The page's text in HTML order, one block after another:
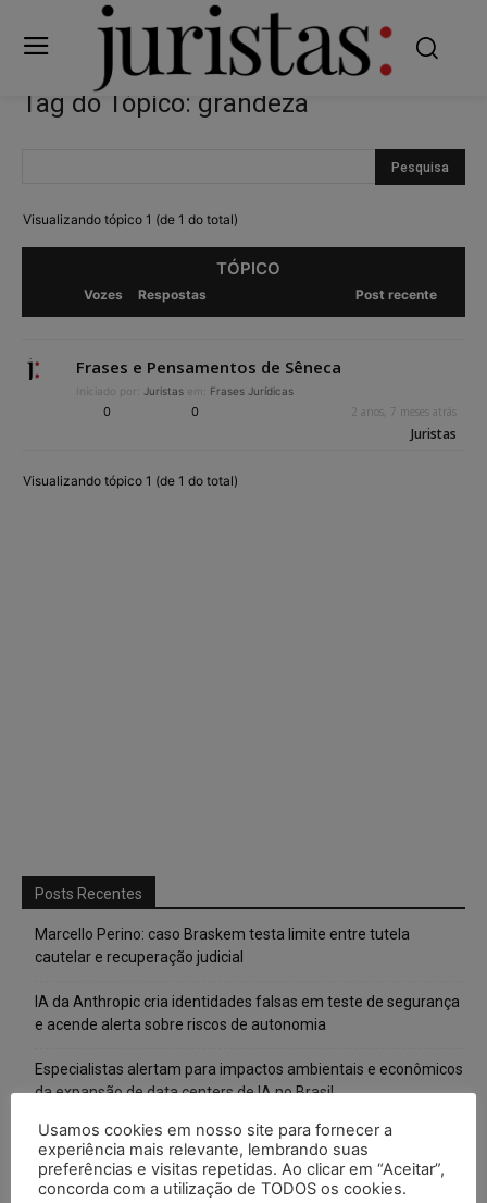
Tag do Tópico: grandeza
Visualizando tópico 1 (de 1 do total)
TÓPICO
Vozes Respostas Post recente
Frases e Pensamentos de Sêneca
Iniciado por: Juristas em: Frases Jurídicas
0 0 2 anos, 7 meses atrás
Juristas
Visualizando tópico 1 (de 1 do total)
Posts Recentes
Marcello Perino: caso Braskem testa limite entre tutela
cautelar e recuperação judicial
IA da Anthropic cria identidades falsas em teste de segurança
e acende alerta sobre riscos de autonomia
Especialistas alertam para impactos ambientais e econômicos
da expansão de data centers de IA no Brasil
TSE reforça que sistemas das urnas eletrônicas tornam-se
invioláveis após assinatura digital e lacração
Usamos cookies em nosso site para fornecer a
experiência mais relevante, lembrando suas
preferências e visitas repetidas. Ao clicar em “Aceitar”,
concorda com a utilização de TODOS os cookies.